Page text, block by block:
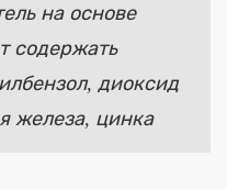
на основе
содержать
диоксид
железа, цинка